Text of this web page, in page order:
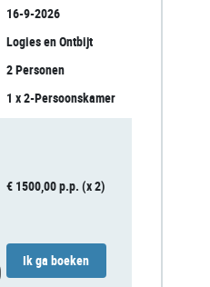
16-9-2026
Logies en Ontbijt
2 Personen
1 x 2-Persoonskamer
€ 1500,00 p.p. (x 2)
Ik ga boeken